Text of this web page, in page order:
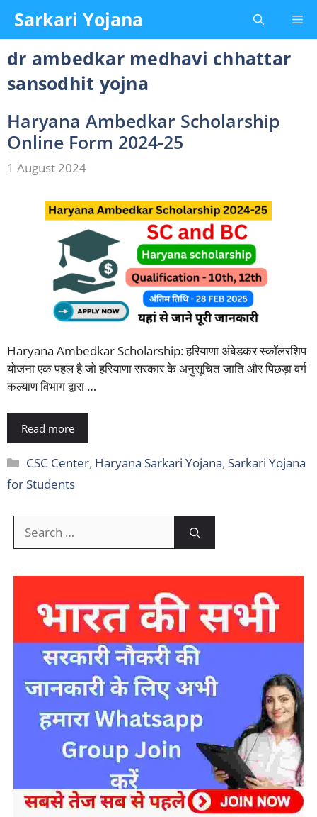
content
Sarkari Yojana
dr ambedkar medhavi chhattar
sansodhit yojna
Haryana Ambedkar Scholarship
Online Form 2024-25
1 August 2024
Haryana Ambedkar Scholarship: हरियाणा अंबेडकर स्कॉलरशिप
योजना एक पहल है जो हरियाणा सरकार के अनुसूचित जाति और पिछड़ा वर्ग
कल्याण विभाग द्वारा …
Read more
Categories
CSC Center, Haryana Sarkari Yojana, Sarkari Yojana
for Students
for: